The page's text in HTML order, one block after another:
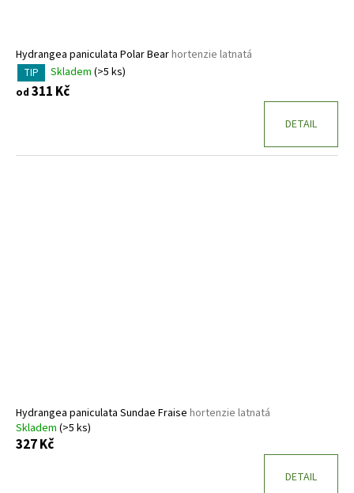
Hydrangea paniculata Polar Bearhortenzie latnatá
TIP Skladem (>5 ks)
od 311 Kč
DETAIL
Hydrangea paniculata Sundae Fraise hortenzie latnatá
Skladem (>5 ks)
327 Kč
DETAIL